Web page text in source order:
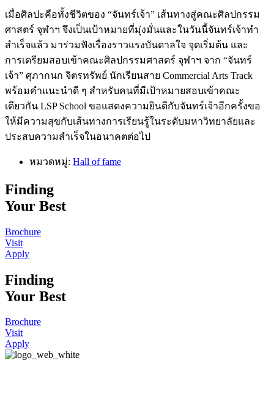
เมื่อศิลปะคือทั้งชีวิตของ “จันทร์เจ้า” เส้นทางสู่คณะศิลปกรรม
ศาสตร์ จุฬาฯ จึงเป็นเป้าหมายที่มุ่งมั่นและในวันนี้จันทร์เจ้าทำ
สำเร็จแล้ว มาร่วมฟังเรื่องราวแรงบันดาลใจ จุดเริ่มต้น และ
การเตรียมสอบเข้าคณะศิลปกรรมศาสตร์ จุฬาฯ จาก “จันทร์
เจ้า” ศุภากนก จิตรทรัพย์ นักเรียนสาย Commercial Arts Track
พร้อมคำแนะนำดี ๆ สำหรับคนที่มีเป้าหมายสอบเข้าคณะ
เดียวกัน LSP School ขอแสดงความยินดีกับจันทร์เจ้าอีกครั้งขอ
ให้มีความสุขกับเส้นทางการเรียนรู้ในระดับมหาวิทยาลัยและ
ประสบความสำเร็จในอนาคตต่อไป
หมวดหมู่: Hall of fame
Finding
Your Best
Brochure
Visit
Apply
Finding
Your Best
Brochure
Visit
Apply